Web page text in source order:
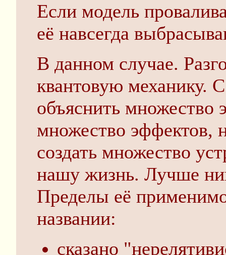
Если модель
её навсегда
В данном случае.
квантовую механику.
объяснить множество
множество эффектов,
создать множество
нашу жизнь. Лучше
Пределы её
названии:
сказано